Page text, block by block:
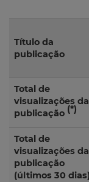
Título da
publicação
Total de
visualizações da
publicação (*)
Total de
visualizações da
publicação
(últimos 30 dias)